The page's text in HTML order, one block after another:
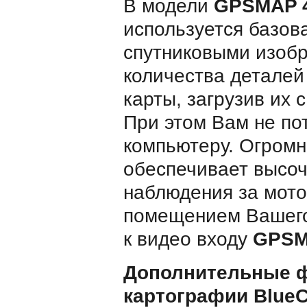
В модели GPSMAP
используется
спутниковыми
количества
карты, загрузив
При этом Вам не
компьютеру.
обеспечивает
наблюдения за
помещением
к видео входу
Дополнительные
картографии